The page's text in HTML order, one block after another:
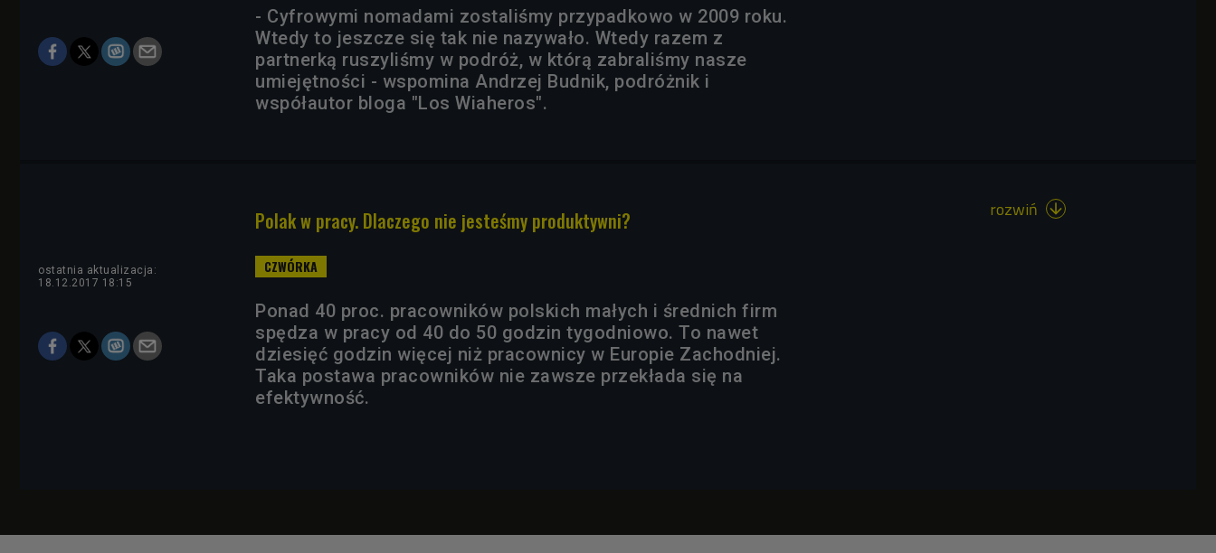
- Cyfrowymi nomadami zostaliśmy przypadkowo w 2009 roku.
Wtedy to jeszcze się tak nie nazywało. Wtedy razem z
partnerką ruszyliśmy w podróż, w którą zabraliśmy nasze
umiejętności - wspomina Andrzej Budnik, podróżnik i
współautor bloga "Los Wiaheros".
Polak w pracy. Dlaczego nie jesteśmy produktywni?
ostatnia aktualizacja:
18.12.2017 18:15
Ponad 40 proc. pracowników polskich małych i średnich firm
spędza w pracy od 40 do 50 godzin tygodniowo. To nawet
dziesięć godzin więcej niż pracownicy w Europie Zachodniej.
Taka postawa pracowników nie zawsze przekłada się na
efektywność.
rozwiń 